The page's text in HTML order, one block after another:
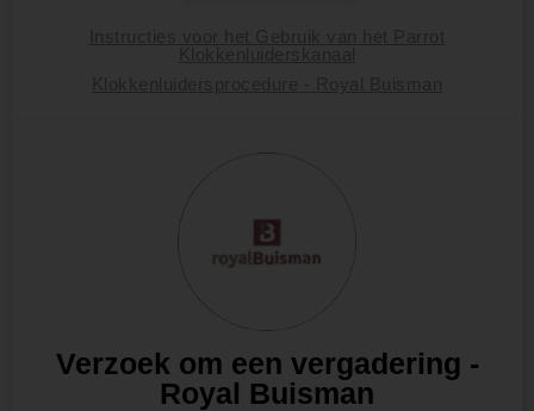
Verzoek om een vergadering -
Royal Buisman